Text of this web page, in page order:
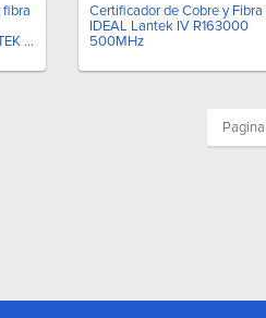
fibra
IE
Certificador de Cobre y Fibra
IDEAL Lantek IV R163000
500MHz